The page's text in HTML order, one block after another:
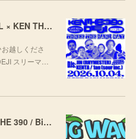
[LIVE] 10月4日(日) TARO SOUL × KEN THE 390 × DEJI スリーマンLIVE "THREE THE HARD WAY” @ ORD. 代官山
越しくださ
スリーマ…
[Animated Lyric Video] KEN THE 390 / Big Wave feat. ポチョムキン,KOPERU,Mii